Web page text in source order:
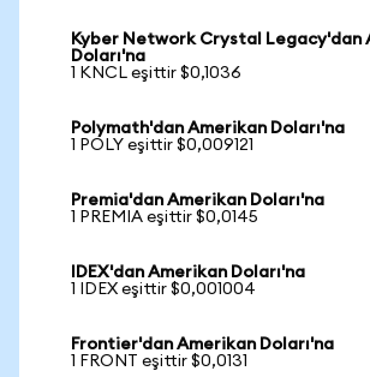
Kyber Network Crystal Legacy'dan
Doları'na
1 KNCL eşittir $0,1036
Polymath'dan Amerikan Doları'na
1 POLY eşittir $0,009121
Premia'dan Amerikan Doları'na
1 PREMIA eşittir $0,0145
IDEX'dan Amerikan Doları'na
1 IDEX eşittir $0,001004
Frontier'dan Amerikan Doları'na
1 FRONT eşittir $0,0131